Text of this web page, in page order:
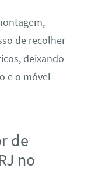
de recolher
deixando
e o móvel
de
no